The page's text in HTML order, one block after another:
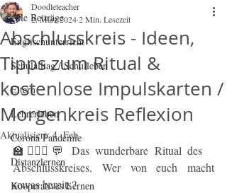
Alle Beiträge
Englischunterricht
Schulalltag / Schulleben
Eltern
Lehrerleben
Corona Pandemie
Distanzlernen
Kooperatives Lernen
Abschlusskreis - Ideen,
Tipps zum Ritual &
kostenlose Impulskarten /
Morgenkreis Reflexion
Doodleteacher
2. März 20242 Min. Lesezeit
Aktualisiert:4. Feb.
🏫💁🏼‍♂️💬 Das wunderbare Ritual des
Abschlusskreises. Wer von euch macht
sowas bereits?